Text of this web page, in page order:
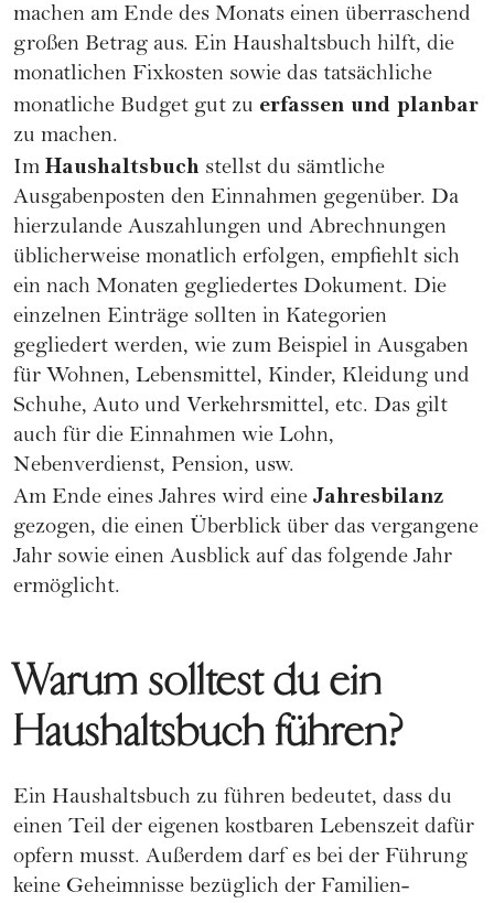
machen am Ende des Monats einen überraschend
großen Betrag aus. Ein Haushaltsbuch hilft, die
monatlichen Fixkosten sowie das tatsächliche
monatliche Budget gut zu erfassen und planbar
zu machen.
Im Haushaltsbuch stellst du sämtliche
Ausgabenposten den Einnahmen gegenüber. Da
hierzulande Auszahlungen und Abrechnungen
üblicherweise monatlich erfolgen, empfiehlt sich
ein nach Monaten gegliedertes Dokument. Die
einzelnen Einträge sollten in Kategorien
gegliedert werden, wie zum Beispiel in Ausgaben
für Wohnen, Lebensmittel, Kinder, Kleidung und
Schuhe, Auto und Verkehrsmittel, etc. Das gilt
auch für die Einnahmen wie Lohn,
Nebenverdienst, Pension, usw.
Am Ende eines Jahres wird eine Jahresbilanz
gezogen, die einen Überblick über das vergangene
Jahr sowie einen Ausblick auf das folgende Jahr
ermöglicht.
Warum solltest du ein
Haushaltsbuch führen?
Ein Haushaltsbuch zu führen bedeutet, dass du
einen Teil der eigenen kostbaren Lebenszeit dafür
opfern musst. Außerdem darf es bei der Führung
keine Geheimnisse bezüglich der Familien-